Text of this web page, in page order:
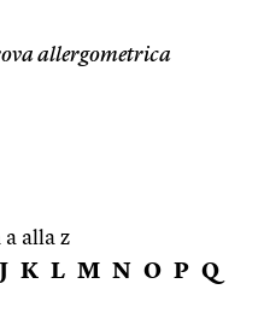
allergometrica
alla z
J K L M N O P Q